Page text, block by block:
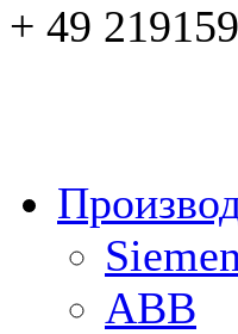
+ 49
ABB